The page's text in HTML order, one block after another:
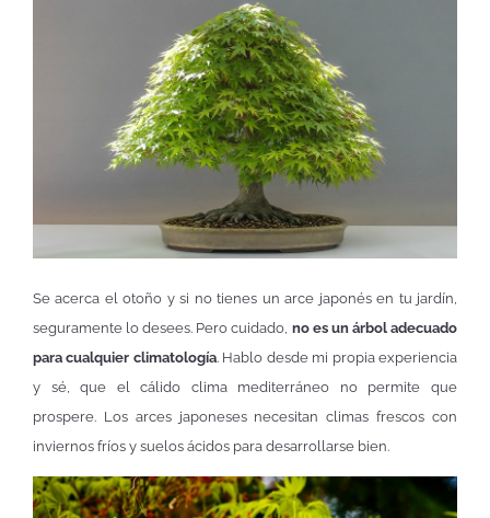
Se acerca el otoño y si no tienes un arce japonés en tu jardín,
seguramente lo desees. Pero cuidado, no es un árbol adecuado
para cualquier climatología. Hablo desde mi propia experiencia
y sé, que el cálido clima mediterráneo no permite que
prospere. Los arces japoneses necesitan climas frescos con
inviernos fríos y suelos ácidos para desarrollarse bien.